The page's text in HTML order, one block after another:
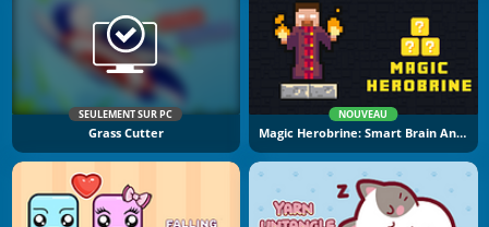
SEULEMENT SUR PC
Grass Cutter
NOUVEAU
Magic Herobrine: Smart Brain And Puzzle Quest